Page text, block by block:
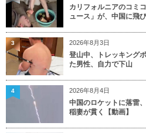
カリフォルニアのコミ
ュース」が、中国に飛
2026年8月3日
登山中、トレッキング
た男性、自力で下山
3
2026年8月4日
中国のロケットに落雷
稲妻が貫く【動画】
4